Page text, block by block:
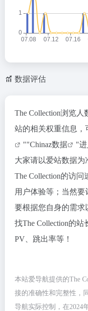
数据评估
The Collection浏览
站的相关权重信息，
""Chinaz数据
"
大家请以爱站数据为
The Collection的访问
用户体验等；当然
要根据您自身的需求
找The Collection的站
PV、跳出率等！
本站爱导航提供的The
接的准确性和完整性，
导航实际控制，在2024